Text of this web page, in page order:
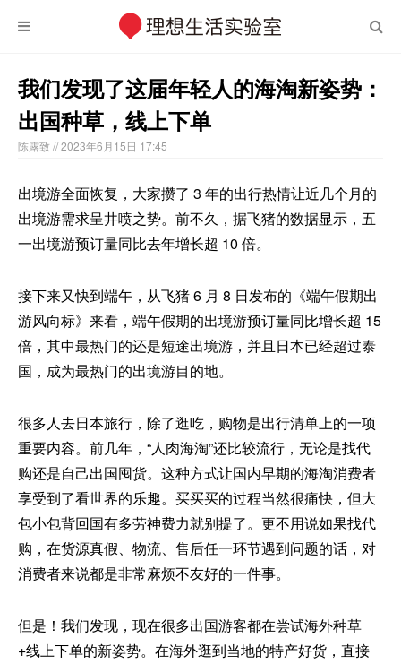
我们发现了这届年轻人的海淘新姿势：
出国种草，线上下单
陈露致// 2023年6月15日 17:45
出境游全面恢复，大家攒了 3 年的出行热情让近几个月的
出境游需求呈井喷之势。前不久，据飞猪的数据显示，五
一出境游预订量同比去年增长超 10 倍。
接下来又快到端午，从飞猪 6 月 8 日发布的《端午假期出
游风向标》来看，端午假期的出境游预订量同比增长超 15
倍，其中最热门的还是短途出境游，并且日本已经超过泰
国，成为最热门的出境游目的地。
很多人去日本旅行，除了逛吃，购物是出行清单上的一项
重要内容。前几年，“人肉海淘”还比较流行，无论是找代
购还是自己出国囤货。这种方式让国内早期的海淘消费者
享受到了看世界的乐趣。买买买的过程当然很痛快，但大
包小包背回国有多劳神费力就别提了。更不用说如果找代
购，在货源真假、物流、售后任一环节遇到问题的话，对
消费者来说都是非常麻烦不友好的一件事。
但是！我们发现，现在很多出国游客都在尝试海外种草
+线上下单的新姿势。在海外逛到当地的特产好货，直接